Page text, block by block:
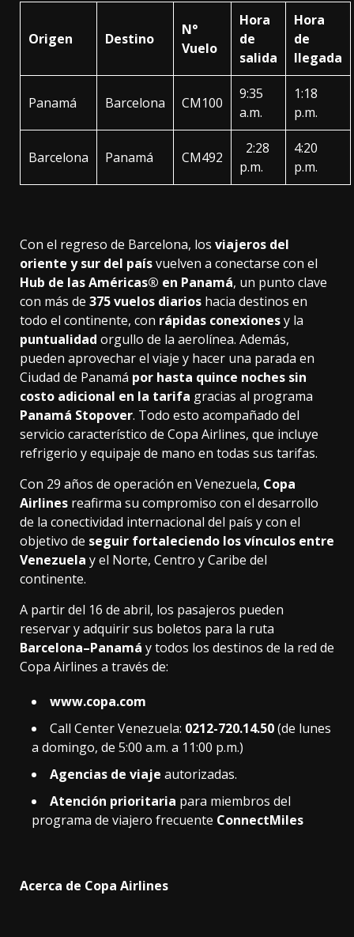
Origen Destino
N°
Vuelo
Hora
de
salida
Hora
de
llegada
Panamá Barcelona CM100
9:35
a.m.
1:18
p.m.
Barcelona Panamá CM492
2:28
p.m.
4:20
p.m.
Con el regreso de Barcelona, los viajeros del
oriente y sur del paísvuelven a conectarse con el
Hub de las Américas® en Panamá, un punto clave
con más de 375 vuelos diarios hacia destinos en
todo el continente, con rápidas conexionesy la
puntualidad orgullo de la aerolínea. Además,
pueden aprovechar el viaje y hacer una parada en
Ciudad de Panamá por hasta quince noches sin
costo adicional en la tarifa gracias al programa
Panamá Stopover. Todo esto acompañado del
servicio característico de Copa Airlines, que incluye
refrigerio y equipaje de mano en todas sus tarifas.
Con 29 años de operación en Venezuela, Copa
Airlines reafirma su compromiso con el desarrollo
de la conectividad internacional del país y con el
objetivo de seguir fortaleciendo los vínculos entre
Venezuela y el Norte, Centro y Caribe del
continente.
A partir del 16 de abril, los pasajeros pueden
reservar y adquirir sus boletos para la ruta
Barcelona–Panamá y todos los destinos de la red de
Copa Airlines a través de:
www.copa.com
Call Center Venezuela: 0212-720.14.50(de lunes
a domingo, de 5:00 a.m. a 11:00 p.m.)
Agencias de viaje autorizadas.
Atención prioritaria para miembros del
programa de viajero frecuente ConnectMiles
Acerca de Copa Airlines